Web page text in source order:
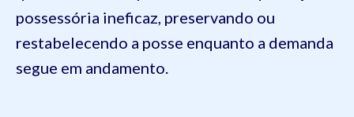
possessória ineficaz, preservando ou
restabelecendo a posse enquanto a demanda
segue em andamento.